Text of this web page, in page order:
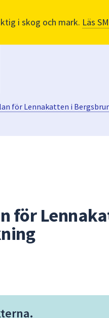
i skog och mark. Läs
för Lennakatten i
för